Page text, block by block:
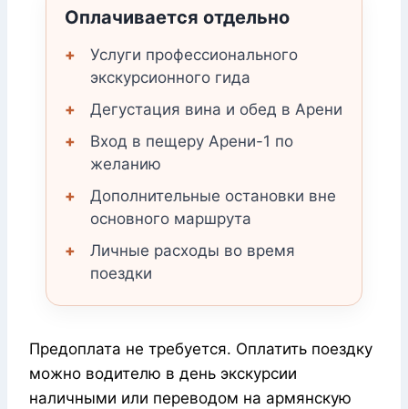
Оплачивается отдельно
Услуги профессионального
экскурсионного гида
Дегустация вина и обед в Арени
Вход в пещеру Арени-1 по
желанию
Дополнительные остановки вне
основного маршрута
Личные расходы во время
поездки
Предоплата не требуется. Оплатить поездку
можно водителю в день экскурсии
наличными или переводом на армянскую